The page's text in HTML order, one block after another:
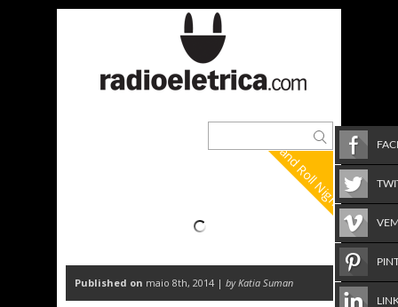
Rock and Roll Night Club
Published on maio 8th, 2014 | by Katia Suman